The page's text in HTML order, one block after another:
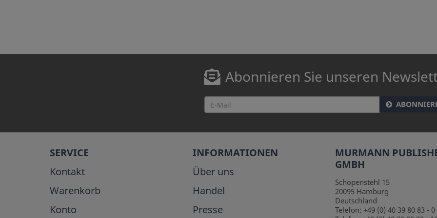
Abonnieren Sie unseren
SERVICE
Kontakt
Warenkorb
Konto
INFORMATIONEN
Über uns
Handel
Presse
MURMANN
GMBH
Schopenstehl 15
20095 Hamburg
Deutschland
Telefon: +49 (0) 40 39 80 83 - 0